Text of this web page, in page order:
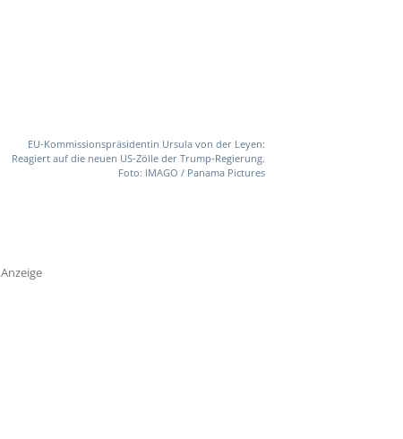
EU-Kommissionspräsidentin Ursula von der Leyen:
Reagiert auf die neuen US-Zölle der Trump-Regierung.
Foto: IMAGO / Panama Pictures
Anzeige